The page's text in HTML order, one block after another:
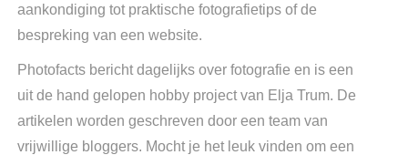
aankondiging tot praktische fotografietips of de
bespreking van een website.
Photofacts bericht dagelijks over fotografie en is een
uit de hand gelopen hobby project van Elja Trum. De
artikelen worden geschreven door een team van
vrijwillige bloggers. Mocht je het leuk vinden om een